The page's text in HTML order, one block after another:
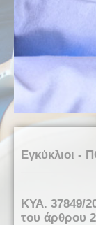
Εγκύκλιοι -
ΚΥΑ. 37849/
του άρθρου